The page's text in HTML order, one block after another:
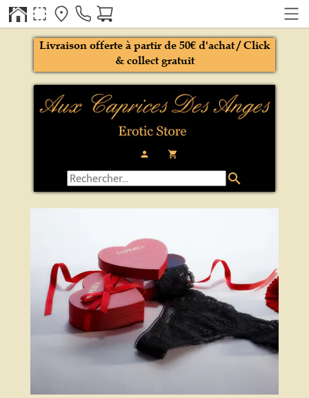
person local_grocery_store
Livraison offerte à partir de 50€ d'achat / Click
& collect gratuit
search